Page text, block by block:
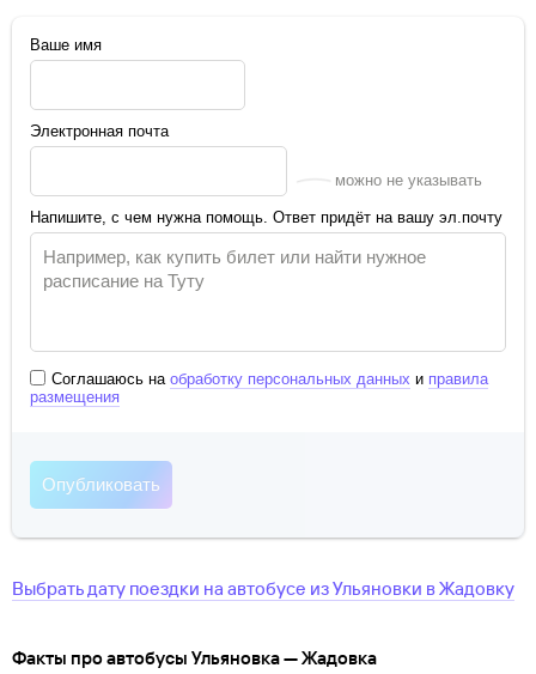
Ваше имя
Электронная почта
можно не указывать
Напишите, с чем нужна помощь. Ответ придёт на вашу эл.почту
Соглашаюсь на обработку персональных данных и правила
размещения
Выбрать дату поездки на автобусе изУльяновки вЖадовку
Факты про автобусы Ульяновка — Жадовка